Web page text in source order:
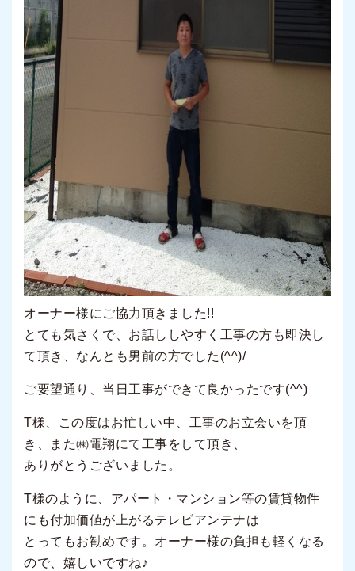
オーナー様にご協力頂きました!!
とても気さくで、お話ししやすく工事の方も即決し
て頂き、なんとも男前の方でした(^^)/
ご要望通り、当日工事ができて良かったです(^^)
T様、この度はお忙しい中、工事のお立会いを頂
き、また㈱電翔にて工事をして頂き、
ありがとうございました。
T様のように、アパート・マンション等の賃貸物件
にも付加価値が上がるテレビアンテナは
とってもお勧めです。オーナー様の負担も軽くなる
ので、嬉しいですね♪